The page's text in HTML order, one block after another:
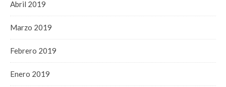
Abril 2019
Marzo 2019
Febrero 2019
Enero 2019